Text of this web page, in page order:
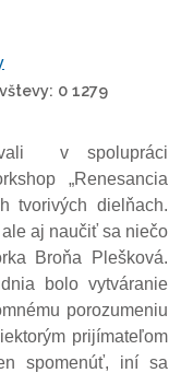
0 1279
v spolupráci
„Renesancia
tvorivých dielňach.
aj naučiť sa niečo
Broňa Plešková.
bolo vytváranie
porozumeniu
prijímateľom
spomenúť, iní sa